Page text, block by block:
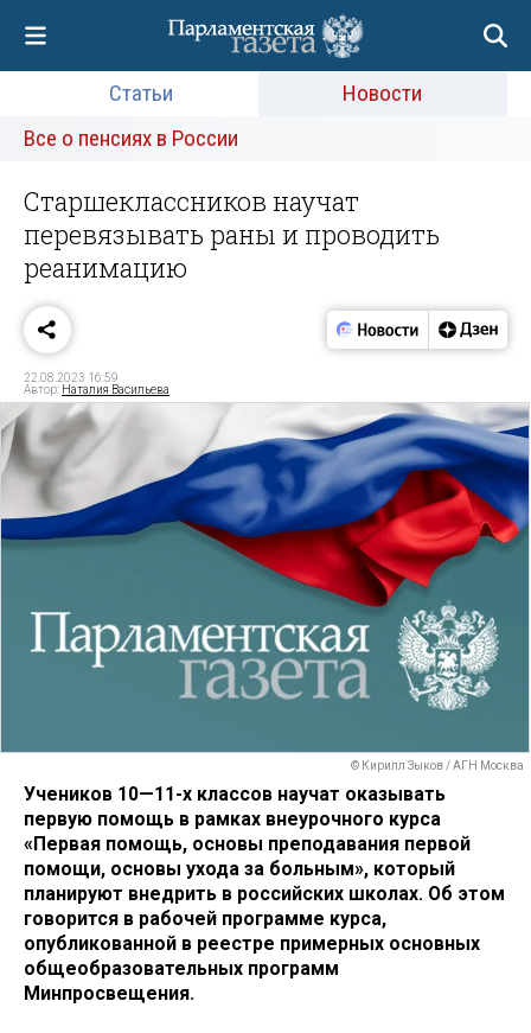
Статьи
Новости
Все о пенсиях в России
Старшеклассников научат
перевязывать раны и проводить
реанимацию
22.08.2023 16:59
Автор: Наталия Васильева
© Кирилл Зыков / АГН Москва
Учеников 10—11-х классов научат оказывать
первую помощь в рамках внеурочного курса
«Первая помощь, основы преподавания первой
помощи, основы ухода за больным», который
планируют внедрить в российских школах. Об этом
говорится в рабочей программе курса,
опубликованной в реестре примерных основных
общеобразовательных программ
Минпросвещения.